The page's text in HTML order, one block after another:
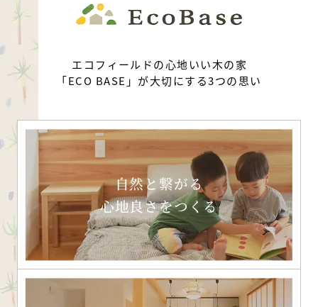
エコフィールドの心地いい木の家
「ECO BASE」が大切にする3つの思い
自然と繋がる
心地良さをつくる